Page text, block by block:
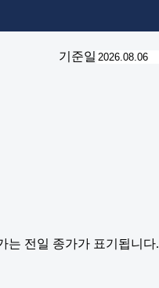
기준일
는 전일 종가가 표기됩니다.